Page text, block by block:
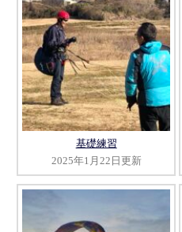
基礎練習
2025年1月22日更新